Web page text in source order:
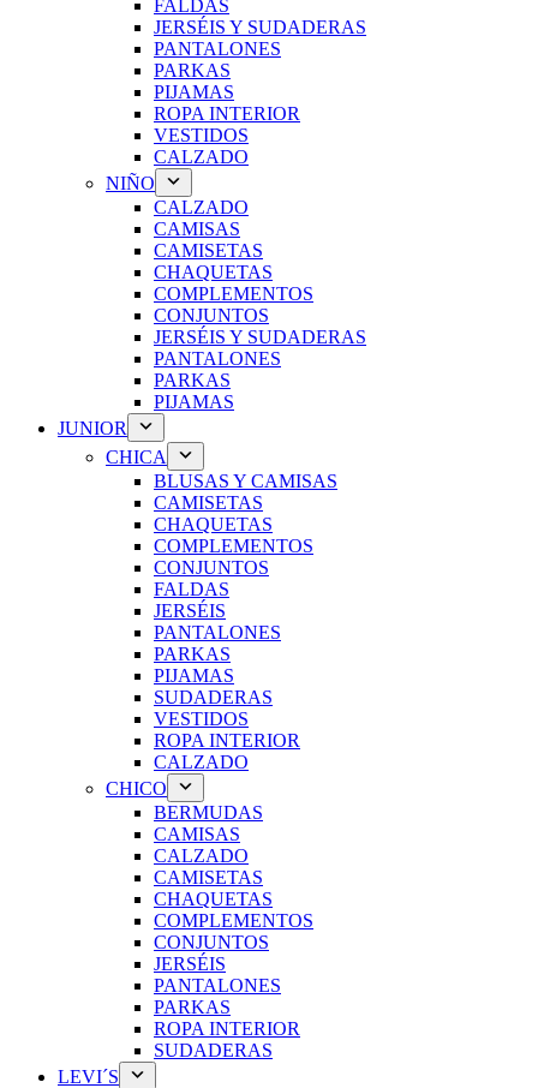
FALDAS
JERSÉIS Y SUDADERAS
PANTALONES
PARKAS
PIJAMAS
ROPA INTERIOR
VESTIDOS
CALZADO
NIÑO
CALZADO
CAMISAS
CAMISETAS
CHAQUETAS
COMPLEMENTOS
CONJUNTOS
JERSÉIS Y SUDADERAS
PANTALONES
PARKAS
PIJAMAS
JUNIOR
CHICA
BLUSAS Y CAMISAS
CAMISETAS
CHAQUETAS
COMPLEMENTOS
CONJUNTOS
FALDAS
JERSÉIS
PANTALONES
PARKAS
PIJAMAS
SUDADERAS
VESTIDOS
ROPA INTERIOR
CALZADO
CHICO
BERMUDAS
CAMISAS
CALZADO
CAMISETAS
CHAQUETAS
COMPLEMENTOS
CONJUNTOS
JERSÉIS
PANTALONES
PARKAS
ROPA INTERIOR
SUDADERAS
LEVI´S